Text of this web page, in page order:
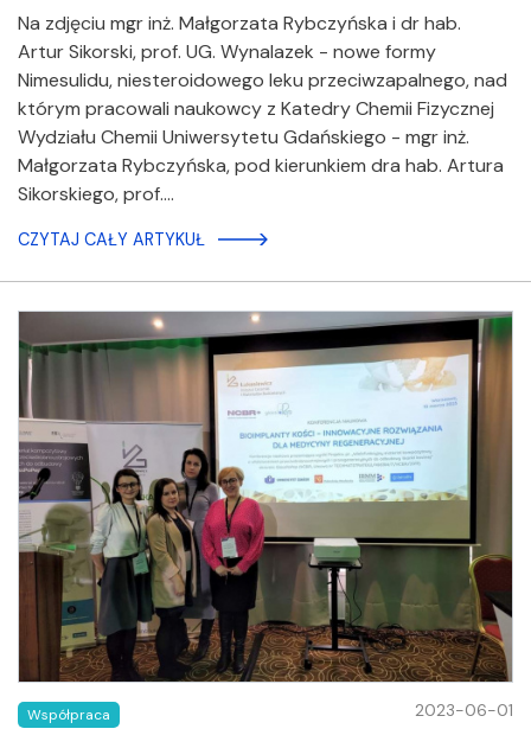
Na zdjęciu mgr inż. Małgorzata Rybczyńska i dr hab.
Artur Sikorski, prof. UG. Wynalazek - nowe formy
Nimesulidu, niesteroidowego leku przeciwzapalnego, nad
którym pracowali naukowcy z Katedry Chemii Fizycznej
Wydziału Chemii Uniwersytetu Gdańskiego - mgr inż.
Małgorzata Rybczyńska, pod kierunkiem dra hab. Artura
Sikorskiego, prof.…
CZYTAJ CAŁY ARTYKUŁ
Współpraca 2023-06-01